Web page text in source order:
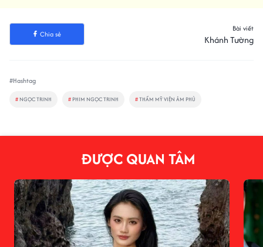
Chia sẻ
Bài viết
Khánh Tường
#Hashtag
# NGỌC TRINH # PHIM NGỌC TRINH #THẨM MỸ VIỆN ÂM PHỦ
ĐƯỢC QUAN TÂM